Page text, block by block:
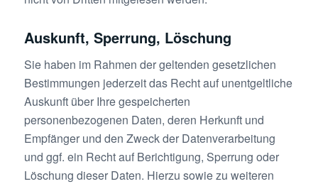
Auskunft, Sperrung, Löschung
Sie haben im Rahmen der geltenden gesetzlichen
Bestimmungen jederzeit das Recht auf unentgeltliche
Auskunft über Ihre gespeicherten
personenbezogenen Daten, deren Herkunft und
Empfänger und den Zweck der Datenverarbeitung
und ggf. ein Recht auf Berichtigung, Sperrung oder
Löschung dieser Daten. Hierzu sowie zu weiteren